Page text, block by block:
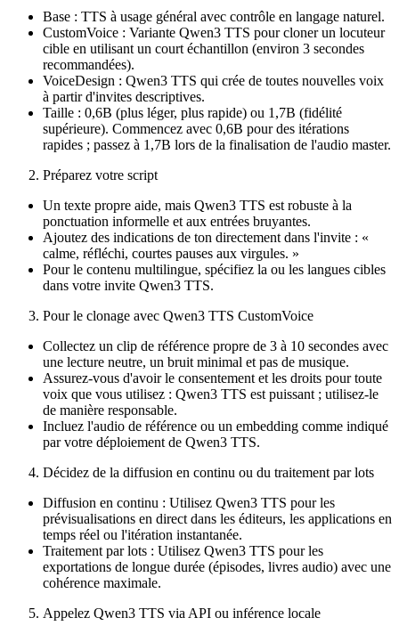
Base : TTS à usage général avec contrôle en langage naturel.
CustomVoice : Variante Qwen3 TTS pour cloner un locuteur
cible en utilisant un court échantillon (environ 3 secondes
recommandées).
VoiceDesign : Qwen3 TTS qui crée de toutes nouvelles voix
à partir d'invites descriptives.
Taille : 0,6B (plus léger, plus rapide) ou 1,7B (fidélité
supérieure). Commencez avec 0,6B pour des itérations
rapides ; passez à 1,7B lors de la finalisation de l'audio master.
Préparez votre script
Un texte propre aide, mais Qwen3 TTS est robuste à la
ponctuation informelle et aux entrées bruyantes.
Ajoutez des indications de ton directement dans l'invite : «
calme, réfléchi, courtes pauses aux virgules. »
Pour le contenu multilingue, spécifiez la ou les langues cibles
dans votre invite Qwen3 TTS.
Pour le clonage avec Qwen3 TTS CustomVoice
Collectez un clip de référence propre de 3 à 10 secondes avec
une lecture neutre, un bruit minimal et pas de musique.
Assurez-vous d'avoir le consentement et les droits pour toute
voix que vous utilisez : Qwen3 TTS est puissant ; utilisez-le
de manière responsable.
Incluez l'audio de référence ou un embedding comme indiqué
par votre déploiement de Qwen3 TTS.
Décidez de la diffusion en continu ou du traitement par lots
Diffusion en continu : Utilisez Qwen3 TTS pour les
prévisualisations en direct dans les éditeurs, les applications en
temps réel ou l'itération instantanée.
Traitement par lots : Utilisez Qwen3 TTS pour les
exportations de longue durée (épisodes, livres audio) avec une
cohérence maximale.
Appelez Qwen3 TTS via API ou inférence locale